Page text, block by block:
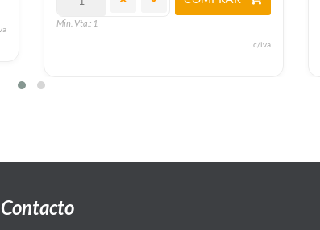
Min. Vta.: 1
c/iva
Contacto